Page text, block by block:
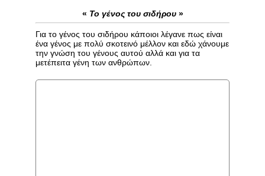
« Το γένος του σιδήρου »
Για το γένος του σιδήρου κάποιοι λέγανε πως είναι
ένα γένος με πολύ σκοτεινό μέλλον και εδώ χάνουμε
την γνώση του γένους αυτού αλλά και για τα
μετέπειτα γένη των ανθρώπων.